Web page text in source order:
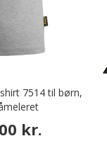
7514 til børn,
kr.